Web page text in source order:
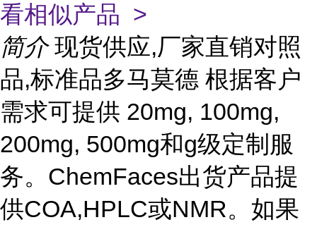
看相似产品 >
简介 现货供应,厂家直销对照
品,标准品多马莫德 根据客户
需求可提供 20mg, 100mg,
200mg, 500mg和g级定制服
务。ChemFaces出货产品提
供COA,HPLC或NMR。如果